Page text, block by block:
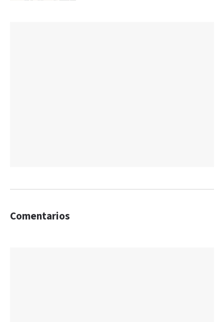
Comentarios